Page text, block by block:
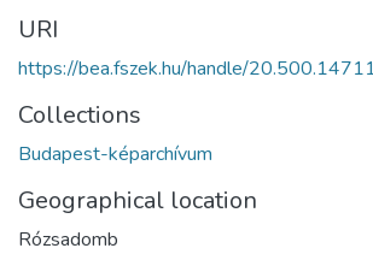
URI
https://bea.fszek.hu/handle/
Collections
Budapest-képarchívum
Geographical location
Rózsadomb